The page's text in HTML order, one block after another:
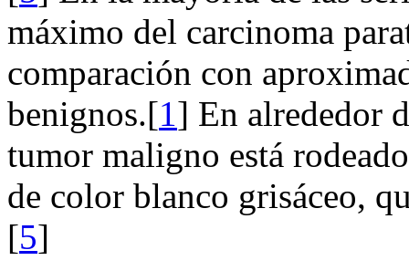
máximo del carcinoma
comparación con
benignos.[1] En alrededor
tumor maligno está
de color blanco grisáceo,
[5]